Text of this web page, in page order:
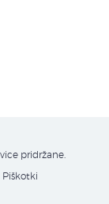
pridržane.
Piškotki